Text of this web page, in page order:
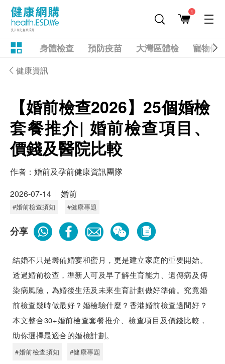
1
身體檢查 預防疫苗 大灣區體檢 寵物健
健康資訊
【婚前檢查2026】25個婚檢
套餐推介| 婚前檢查項目、
價錢及醫院比較
作者： 婚前及孕前健康資訊團隊
2026-07-14
婚前
#婚前檢查須知 #健康專題
分享
結婚不只是籌備婚宴和蜜月，更是建立家庭的重要開始。
透過婚前檢查，準新人可及早了解生育能力、遺傳病及傳
染病風險，為婚後生活及未來生育計劃做好準備。究竟婚
前檢查幾時做最好？婚檢驗什麼？香港婚前檢查邊間好？
本文整合30+婚前檢查套餐推介、檢查項目及價錢比較，
助你選擇最適合的婚檢計劃。
#婚前檢查須知 #健康專題